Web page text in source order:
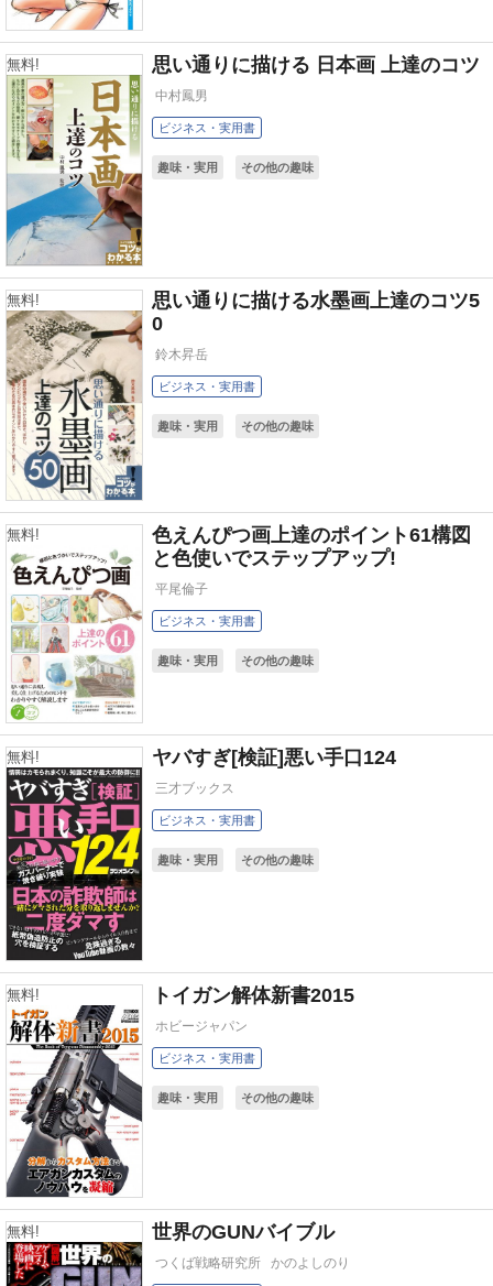
無料! 思い通りに描ける 日本画 上達のコツ
中村鳳男
ビジネス・実用書
趣味・実用 その他の趣味
無料!
思い通りに描ける水墨画上達のコツ5
0
鈴木昇岳
ビジネス・実用書
趣味・実用 その他の趣味
無料!
色えんぴつ画上達のポイント61構図
と色使いでステップアップ!
平尾倫子
ビジネス・実用書
趣味・実用 その他の趣味
無料! ヤバすぎ[検証]悪い手口124
三才ブックス
ビジネス・実用書
趣味・実用 その他の趣味
無料! トイガン解体新書2015
ホビージャパン
ビジネス・実用書
趣味・実用 その他の趣味
無料! 世界のGUNバイブル
つくば戦略研究所 かのよしのり